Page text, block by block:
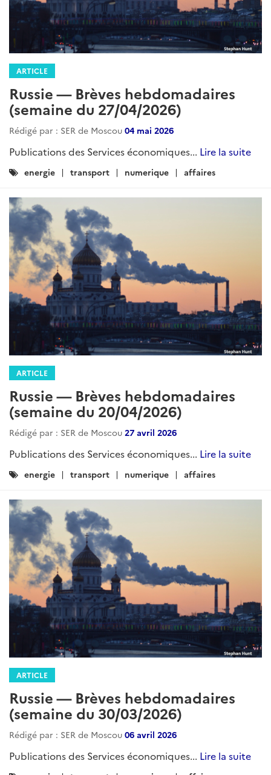
ARTICLE
Russie — Brèves hebdomadaires
(semaine du 27/04/2026)
Rédigé par : SER de Moscou 04 mai 2026
Publications des Services économiques... Lire la suite
Catégories
energie transport numerique affaires
ARTICLE
Russie — Brèves hebdomadaires
(semaine du 20/04/2026)
Rédigé par : SER de Moscou 27 avril 2026
Publications des Services économiques... Lire la suite
Catégories
energie transport numerique affaires
ARTICLE
Russie — Brèves hebdomadaires
(semaine du 30/03/2026)
Rédigé par : SER de Moscou 06 avril 2026
Publications des Services économiques... Lire la suite